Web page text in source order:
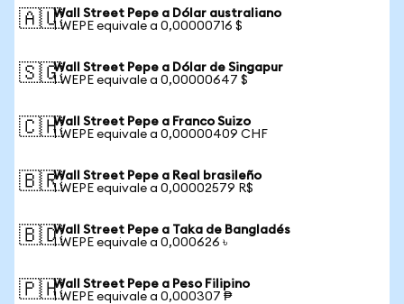
🇦🇺Wall Street Pepe a Dólar australiano
1 WEPE equivale a 0,00000716 $
🇸🇬Wall Street Pepe a Dólar de Singapur
1 WEPE equivale a 0,00000647 $
🇨🇭Wall Street Pepe a Franco Suizo
1 WEPE equivale a 0,00000409 CHF
🇧🇷Wall Street Pepe a Real brasileño
1 WEPE equivale a 0,00002579 R$
🇧🇩Wall Street Pepe a Taka de Bangladés
1 WEPE equivale a 0,000626 ৳
🇵🇭Wall Street Pepe a Peso Filipino
1 WEPE equivale a 0,000307 ₱